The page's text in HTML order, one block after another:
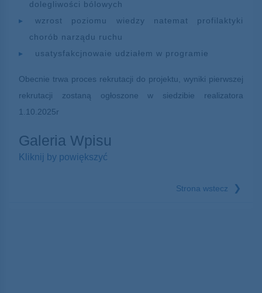
dolegliwości bólowych
wzrost poziomu wiedzy natemat profilaktyki
chorób narządu ruchu
usatysfakcjnowaie udziałem w programie
Obecnie trwa proces rekrutacji do projektu, wyniki pierwszej
rekrutacji zostaną ogłoszone w siedzibie realizatora
1.10.2025r
Galeria Wpisu
Kliknij by powiększyć
Strona wstecz ❯